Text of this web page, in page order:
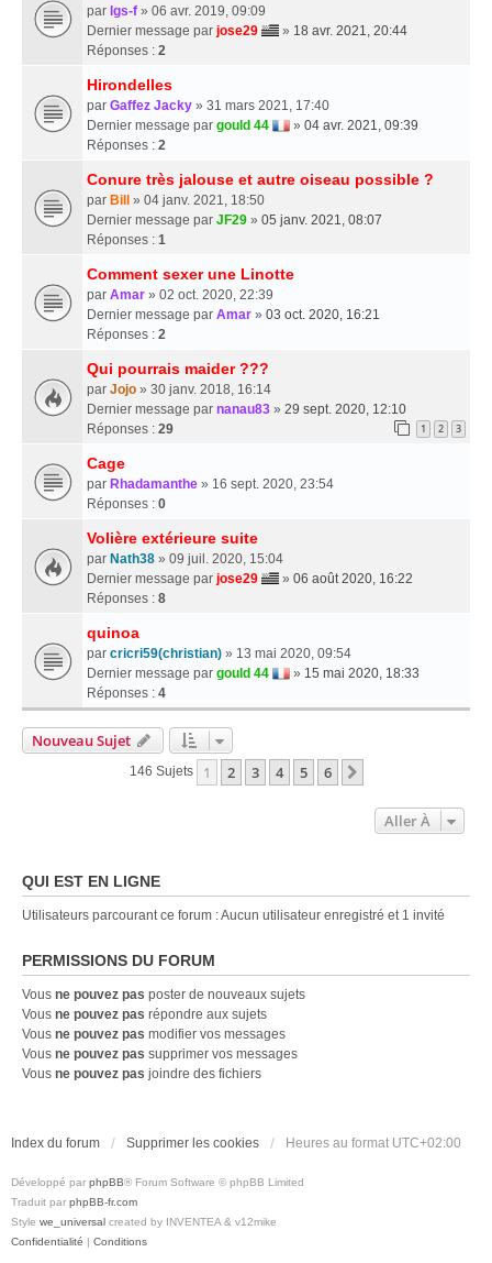
par lgs-f » 06 avr. 2019, 09:09
Dernier message par jose29 » 18 avr. 2021, 20:44
Réponses : 2
Hirondelles
par Gaffez Jacky » 31 mars 2021, 17:40
Dernier message par gould 44 » 04 avr. 2021, 09:39
Réponses : 2
Conure très jalouse et autre oiseau possible ?
par Bill » 04 janv. 2021, 18:50
Dernier message par JF29 » 05 janv. 2021, 08:07
Réponses : 1
Comment sexer une Linotte
par Amar » 02 oct. 2020, 22:39
Dernier message par Amar » 03 oct. 2020, 16:21
Réponses : 2
Qui pourrais maider ???
par Jojo » 30 janv. 2018, 16:14
Dernier message par nanau83 » 29 sept. 2020, 12:10
Réponses : 29 1 2 3
Cage
par Rhadamanthe » 16 sept. 2020, 23:54
Réponses : 0
Volière extérieure suite
par Nath38 » 09 juil. 2020, 15:04
Dernier message par jose29 » 06 août 2020, 16:22
Réponses : 8
quinoa
par cricri59(christian) » 13 mai 2020, 09:54
Dernier message par gould 44 » 15 mai 2020, 18:33
Réponses : 4
Nouveau Sujet
146 Sujets 1 2 3 4 5 6
Aller À
QUI EST EN LIGNE
Utilisateurs parcourant ce forum : Aucun utilisateur enregistré et 1 invité
PERMISSIONS DU FORUM
Vous ne pouvez pas poster de nouveaux sujets
Vous ne pouvez pas répondre aux sujets
Vous ne pouvez pas modifier vos messages
Vous ne pouvez pas supprimer vos messages
Vous ne pouvez pas joindre des fichiers
Index du forum Supprimer les cookies Heures au format UTC+02:00
Développé par phpBB® Forum Software © phpBB Limited
Traduit par phpBB-fr.com
Style we_universal created by INVENTEA & v12mike
Confidentialité | Conditions